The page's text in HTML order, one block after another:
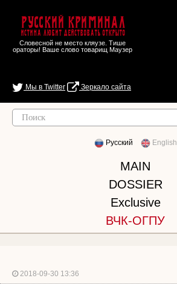
Русский Криминал
Истина любит действовать открыто
Словесной не место кляузе. Тише
ораторы! Ваше слово товарищ Маузер
Мы в Twitter Зеркало сайта
Русский English
MAIN
DOSSIER
Exclusive
ВЧК-ОГПУ
2018-09-30 13:36